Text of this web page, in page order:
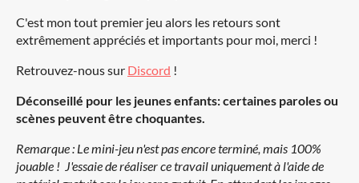
C'est mon tout premier jeu alors les retours sont
extrêmement appréciés et importants pour moi, merci !
Retrouvez-nous sur Discord !
Déconseillé pour les jeunes enfants: certaines paroles ou
scènes peuvent être choquantes.
Remarque : Le mini-jeu n'est pas encore terminé, mais 100%
jouable ! J'essaie de réaliser ce travail uniquement à l'aide de